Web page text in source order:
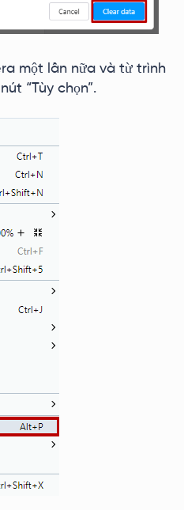
một lần nữa và từ trình
“Tùy chọn”.